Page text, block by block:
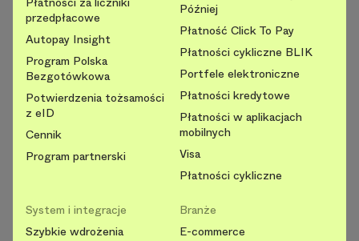
przedpłacowe
Autopay Insight
Program Polska
Bezgotówkowa
Potwierdzenia tożsamości
z eID
Cennik
Program partnerski
Później
Płatność Click To Pay
Płatności cykliczne BLIK
Portfele elektroniczne
Płatności kredytowe
Płatności w aplikacjach
mobilnych
Visa
Płatności cykliczne
System i integracje
Szybkie wdrożenia
Branże
E-commerce